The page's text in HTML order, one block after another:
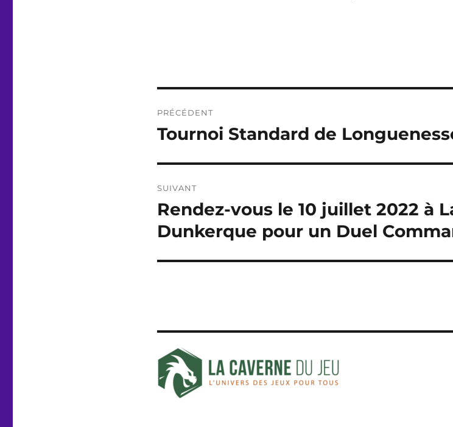
de
PRÉCÉDENT
Publication
Tournoi Standard de
SUIVANT
Publication
suivante :
Rendez-vous le 10 juillet 2022 à
Dunkerque pour un Duel